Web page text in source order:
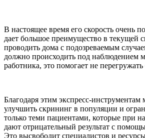
В настоящее время его скорость очень
дает большое преимущество в текущей
проводить дома с подозреваемым
должно происходить под наблюдением
работника, это помогает не
Благодаря этим экспресс-инструментам
улучшить скрининг в популяции и
только теми пациентами, которые при
дают отрицательный результат с
Это высвободит специалистов и